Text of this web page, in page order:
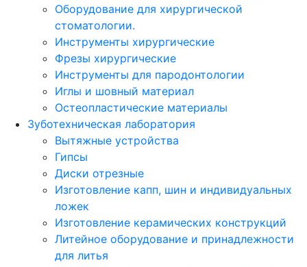
Оборудование для хирургической
стоматологии.
Инструменты хирургические
Фрезы хирургические
Инструменты для пародонтологии
Иглы и шовный материал
Остеопластические материалы
Зуботехническая лаборатория
Вытяжные устройства
Гипсы
Диски отрезные
Изготовление капп, шин и индивидуальных
ложек
Изготовление керамических конструкций
Литейное оборудование и принадлежности
для литья